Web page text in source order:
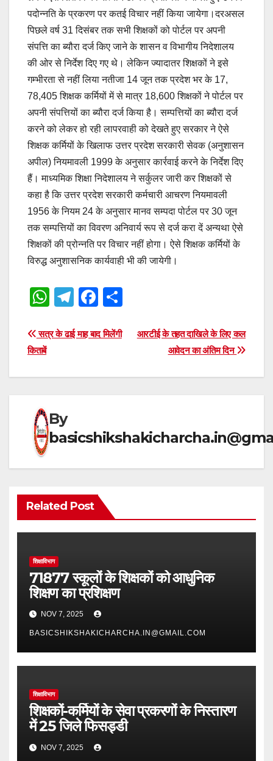
पदोन्नति के प्रकरण पर कतई विचार नहीं किया जायेगा।दरअसल
पिछले वर्ष 31 दिसंबर तक सभी शिक्षकों को पोर्टल पर अपनी
संपत्ति का ब्यौरा दर्ज किए जाने के शासन व विभागीय निदेशालय
की ओर से निर्देश दिए गए थे। लेकिन ज्यादातर शिक्षकों ने इसे
गम्भीरता से नहीं लिया नतीजा 14 जून तक प्रदेश भर के 17,
78,405 शिक्षक कर्मियों में से मात्र 18,600 शिक्षकों ने पोर्टल पर
अपनी संपत्तियों का ब्यौरा दर्ज किया है। सम्पत्तियों का ब्यौरा दर्ज
करने को लेकर हो रही लापरवाही को देखते हुए सरकार ने ऐसे
शिक्षक कर्मियों के खिलाफ उत्तर प्रदेश सरकारी सेवक (अनुशासन
अपील) नियमावली 1999 के अनुसार कार्रवाई करने के निर्देश दिए
हैं। माध्यमिक शिक्षा निदेशालय ने सर्कुलर जारी कर शिक्षकों से
कहा है कि उत्तर प्रदेश सरकारी कर्मचारी आचरण नियमावली
1956 के नियम 24 के अनुसार मानव सम्पदा पोर्टल पर 30 जून
तक सम्पत्तियों का विवरण अनिवार्य रूप से दर्ज करा दें अन्यथा ऐसे
शिक्षकों की प्रोन्नति पर विचार नहीं होगा। ऐसे शिक्षक कर्मियों के
विरुद्ध अनुशासनिक कार्यवाही भी की जायेगी।
W
at
A
p
T
e
a
F
c
b
k
ar
Post
navigation
आरटीई के तहत दाखिले के लिए कल
आवेदन का अंतिम दिन
सत्र के ढाई माह बाद मिलेंगी
किताबें
By
Related Post
शिक्षाविभाग
71877 स्कूलों के शिक्षकों को आधुनिक
शिक्षण का प्रशिक्षण
NOV 7, 2025
BASICSHIKSHAKICHARCHA.IN@GMAIL.COM
शिक्षाविभाग
शिक्षकों-कर्मियों के सेवा प्रकरणों के निस्तारण
में 25 जिले फिसड्डी
NOV 7, 2025